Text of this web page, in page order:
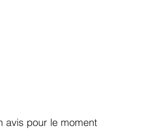
avis pour le moment